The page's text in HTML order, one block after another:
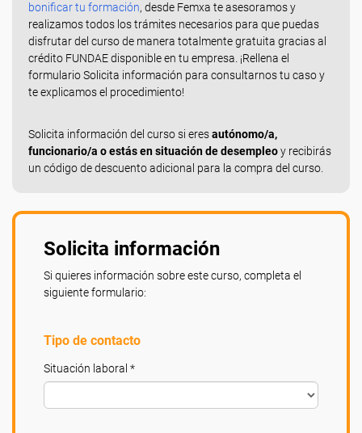
bonificar tu formación, desde Femxa te asesoramos y
realizamos todos los trámites necesarios para que puedas
disfrutar del curso de manera totalmente gratuita gracias al
crédito FUNDAE disponible en tu empresa. ¡Rellena el
formulario Solicita información para consultarnos tu caso y
te explicamos el procedimiento!
Solicita información del curso si eresautónomo/a,
funcionario/a o estás en situación de desempleoy recibirás
un código de descuento adicional para la compra del curso.
Solicita información
Si quieres información sobre este curso, completa el
siguiente formulario:
Tipo de contacto
Situación laboral *